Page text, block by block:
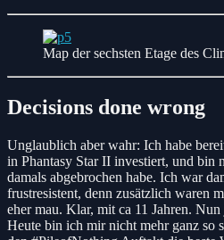
Map der sechsten Etage des
Decisions done wrong
Unglaublich aber wahr: Ich habe
in Phantasy Star II investiert, und bin
damals abgebrochen habe. Ich war
frustresistent, denn zusätzlich waren
eher mau. Klar, mit ca 11 Jahren.
Heute bin ich mir nicht mehr ganz so